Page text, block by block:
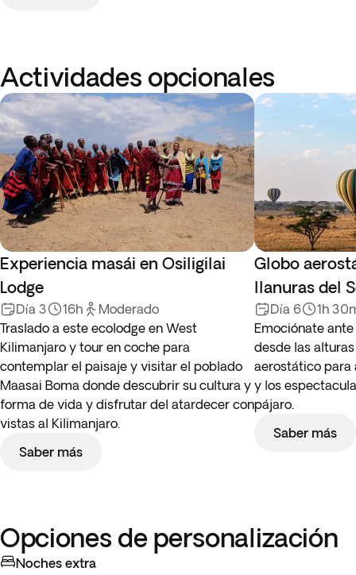
Actividades opcionales
Experiencia masái en Osiligilai
Lodge
Día 3 16h
Moderado
Traslado a este ecolodge en West
Kilimanjaro y tour en coche para
contemplar el paisaje y visitar el poblado
Maasai Boma donde descubrir su cultura y
forma de vida y disfrutar del atardecer con
vistas al Kilimanjaro.
Saber más
Globo
llanuras del
Día 6
1h
Emociónate
desde las
aerostático para
y los
pájaro.
Saber más
Opciones de personalización
Noches extra